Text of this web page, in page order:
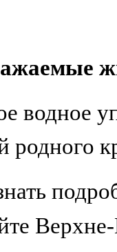
водное
родного